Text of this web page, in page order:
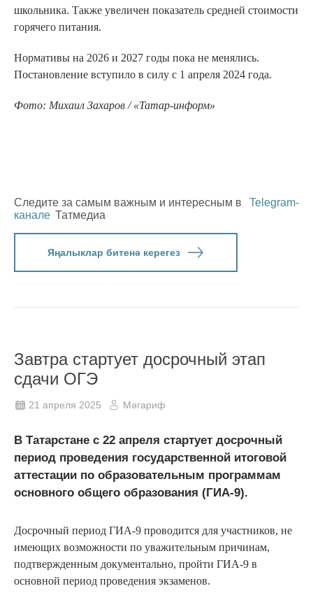
школьника. Также увеличен показатель средней стоимости
горячего питания.
Нормативы на 2026 и 2027 годы пока не менялись.
Постановление вступило в силу с 1 апреля 2024 года.
Фото: Михаил Захаров / «Татар-информ»
Следите за самым важным и интересным в
Telegram-
канале Татмедиа
Яңалыклар битенә керегез
Завтра стартует досрочный этап
сдачи ОГЭ
21 апреля 2025 Мәгариф
В Татарстане с 22 апреля стартует досрочный
период проведения государственной итоговой
аттестации по образовательным программам
основного общего образования (ГИА-9).
Досрочный период ГИА-9 проводится для участников, не
имеющих возможности по уважительным причинам,
подтвержденным документально, пройти ГИА-9 в
основной период проведения экзаменов.